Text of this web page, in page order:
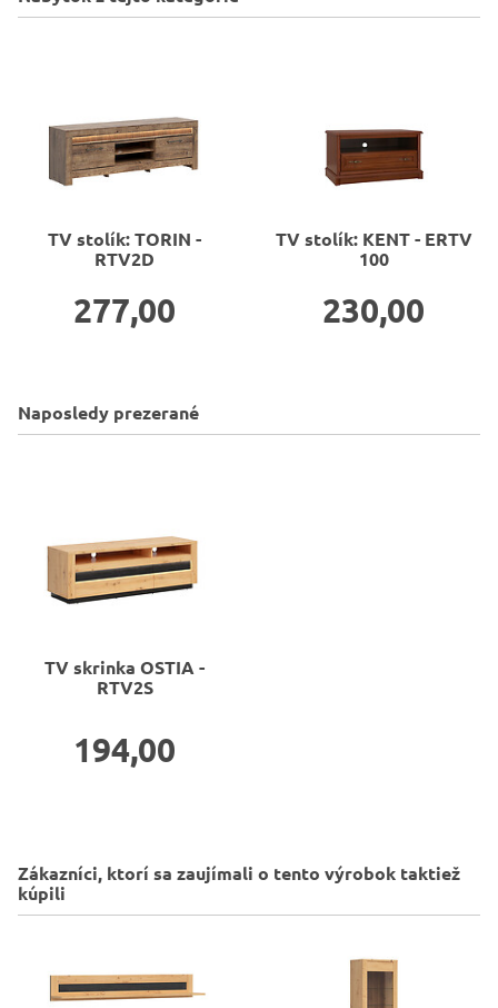
TV stolík: TORIN -
RTV2D
277,00
TV stolík: KENT - ERTV
100
230,00
Naposledy prezerané
TV skrinka OSTIA -
RTV2S
194,00
Zákazníci, ktorí sa zaujímali o tento výrobok taktiež
kúpili